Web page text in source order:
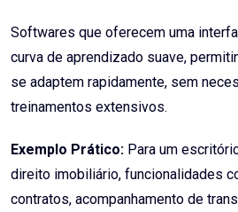
Softwares que oferecem uma
curva de aprendizado suave,
se adaptem rapidamente, sem
treinamentos extensivos.
Exemplo Prático: Para um
direito imobiliário, funcionalidades
contratos, acompanhamento de